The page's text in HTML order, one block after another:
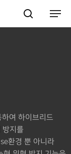
여 하이브리드
방지를
환경 뿐 아니라